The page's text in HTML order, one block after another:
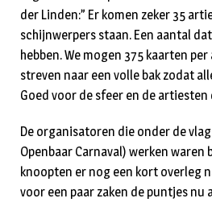
der Linden:” Er komen zeker 35
schijnwerpers staan. Een aantal
hebben. We mogen 375 kaarten
streven naar een volle bak zodat
Goed voor de sfeer en de
De organisatoren die onder de
Openbaar Carnaval) werken waren
knoopten er nog een kort overleg
voor een paar zaken de puntjes nu